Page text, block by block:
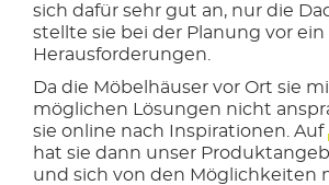
sich dafür sehr gut an, nur die
stellte sie bei der Planung vor ein
Herausforderungen.
Da die Möbelhäuser vor Ort sie
möglichen Lösungen nicht
sie online nach Inspirationen. Auf
hat sie dann unser
und sich von den Möglichkeiten